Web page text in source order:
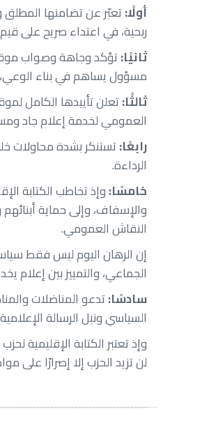
أولًا:تعبّر عن تضامنها
ربحية، في اعتداء صريح على
ثانيًا:تؤكد وجاهة وصواب
مسؤول يساهم في بناء
ثالثًا:تعلن تأييدها الكامل
العمومي لخدمة إعلام جاد
رابعًا:تستنكر بشدة محاولات
الرداءة.
خامسًا:وإذ تخاطب الكتابة
والإسفاف، وإلى حماية أبنائهم
النقاش العمومي.
إن الرهان اليوم ليس فقط
الجماعي، والتمييز بين إعلام
سادسًا:تدعو المناضلات
السياسي ونبل الرسالة
وإذ تعتبر الكتابة
لن تزيد الحزب إلا إصرارًا